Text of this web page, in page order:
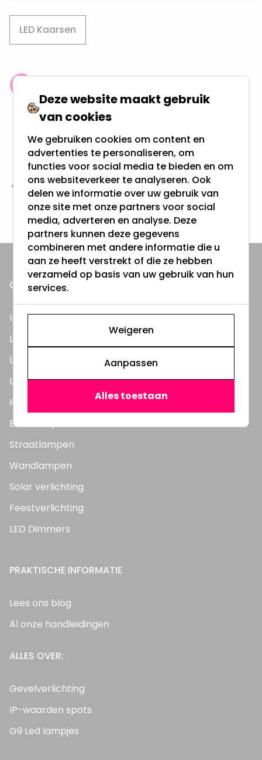
LED Kaarsen
meer dan 100.000 klanten gingen u voor
Gratis verzending + snel geleverd
Vanaf EUR100,- naar NL & BE
& 100 dagen recht op retour
Altijd uit eigen voorraad
3000m2 - 60.000+ Producten
ONZE PRODUCTEN
Inbouwspots
LED Lampen
LED TL Buizen
LED Panelen
Highbay's / Ufo's
Bouwlampen
Straatlampen
Wandlampen
Solar verlichting
Feestverlichting
LED Dimmers
PRAKTISCHE INFORMATIE
Lees ons blog
Al onze handleidingen
ALLES OVER:
Gevelverlichting
IP-waarden spots
G9 Led lampjes
Deze website maakt gebruik
van cookies
We gebruiken cookies om content en
advertenties te personaliseren, om
functies voor social media te bieden en om
ons websiteverkeer te analyseren. Ook
delen we informatie over uw gebruik van
onze site met onze partners voor social
media, adverteren en analyse. Deze
partners kunnen deze gegevens
combineren met andere informatie die u
aan ze heeft verstrekt of die ze hebben
verzameld op basis van uw gebruik van hun
services.
Weigeren
Aanpassen
Alles toestaan